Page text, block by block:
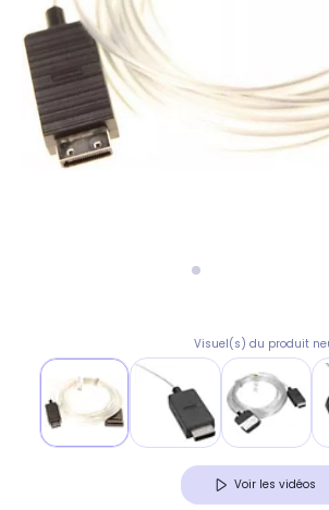
Visuel(s) du produit
Voir les vidéos